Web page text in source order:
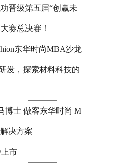
晋级第五届“创赢未
赛总决赛！
东华时尚MBA沙龙
发，探索材料科技的
博士 做客东华时尚 M
决方案
市